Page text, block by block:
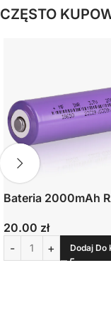
CZĘSTO
Bateria 2000mAh
20.00 zł
Dodaj Do